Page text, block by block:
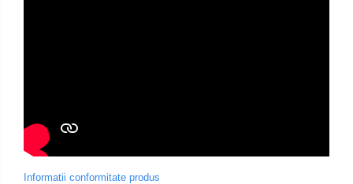
Informatii conformitate produs